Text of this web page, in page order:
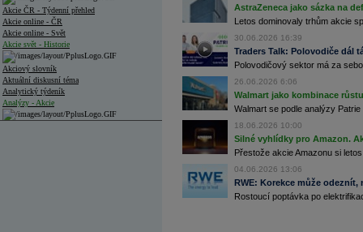
Akcie ČR - Týdenní přehled
Akcie online - ČR
Akcie online - Svět
Akcie svět - Historie
Akciový slovník
Aktuální diskusní téma
Analytický týdeník
Analýzy - Akcie
AstraZeneca jako sázka na
Letos dominovaly trhům akcie
30.06.2026 16:39
Traders Talk: Polovodiče dál
Polovodičový sektor má za
26.06.2026 6:06
Walmart jako kombinace
Walmart se podle analýzy
18.06.2026 10:00
Silné vyhlídky pro Amazon.
Přestože akcie Amazonu si
04.06.2026 13:06
RWE: Korekce může
Rostoucí poptávka po